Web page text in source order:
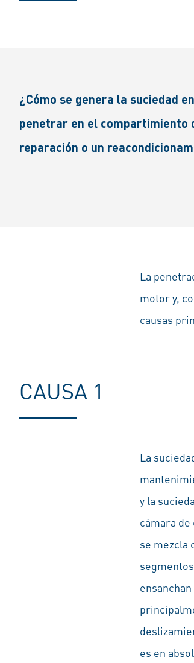
¿Cómo se genera la suciedad
penetrar en el compartimiento
reparación o un
La
motor y,
causas
CAUSA 1
La
y la
cámara
se mezcla
es en